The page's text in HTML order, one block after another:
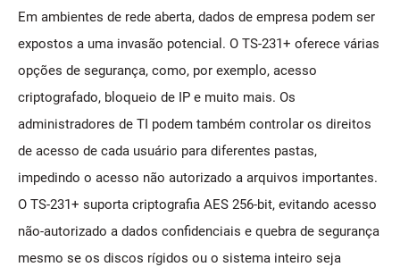
Em ambientes de rede aberta, dados de empresa podem ser
expostos a uma invasão potencial. O TS-231+ oferece várias
opções de segurança, como, por exemplo, acesso
criptografado, bloqueio de IP e muito mais. Os
administradores de TI podem também controlar os direitos
de acesso de cada usuário para diferentes pastas,
impedindo o acesso não autorizado a arquivos importantes.
O TS-231+ suporta criptografia AES 256-bit, evitando acesso
não-autorizado a dados confidenciais e quebra de segurança
mesmo se os discos rígidos ou o sistema inteiro seja